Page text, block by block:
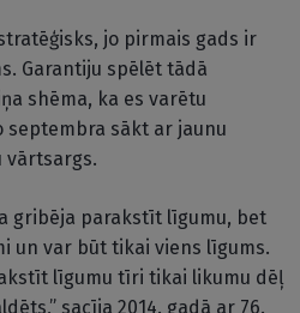
jo pirmais gads ir
Garantiju spēlēt tādā
shēma, ka es varētu
septembra sākt ar jaunu
vārtsargs.
gribēja parakstīt līgumu, bet
un var būt tikai viens līgums.
līgumu tīri tikai likumu dēļ
sacīja 2014. gadā ar 76.